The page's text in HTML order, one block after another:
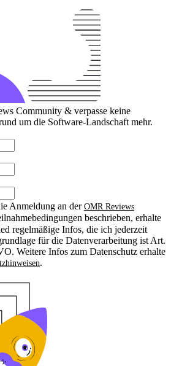
Community & verpasse keine
um die Software-Landschaft mehr.
Anmeldung an der OMR Reviews
beschrieben, erhalte
regelmäßige Infos, die ich jederzeit
für die Datenverarbeitung ist Art.
Weitere Infos zum Datenschutz erhalte
.